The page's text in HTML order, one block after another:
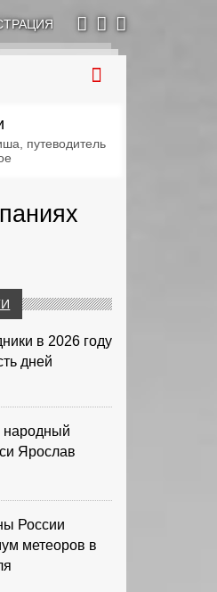
путеводитель
в 2026 году
дней
народный
Ярослав
России
метеоров в